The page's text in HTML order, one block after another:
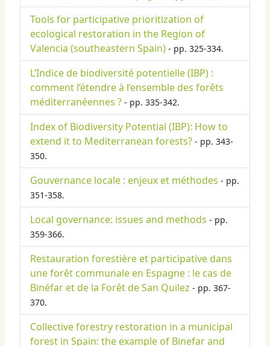
Tools for participative prioritization of
ecological restoration in the Region of
Valencia (southeastern Spain) - pp. 325-334.
L’Indice de biodiversité potentielle (IBP) :
comment l’étendre à l’ensemble des forêts
méditerranéennes ? - pp. 335-342.
Index of Biodiversity Potential (IBP): How to
extend it to Mediterranean forests? - pp. 343-
350.
Gouvernance locale : enjeux et méthodes - pp.
351-358.
Local governance: issues and methods - pp.
359-366.
Restauration forestière et participative dans
une forêt communale en Espagne : le cas de
Binéfar et de la Forêt de San Quilez - pp. 367-
370.
Collective forestry restoration in a municipal
forest in Spain: the example of Binefar and